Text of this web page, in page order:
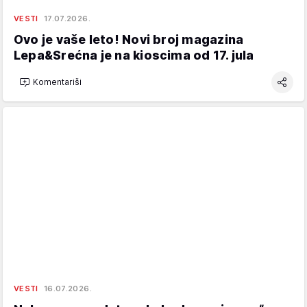
VESTI 17.07.2026.
Ovo je vaše leto! Novi broj magazina
Lepa&Srećna je na kioscima od 17. jula
Komentariši
VESTI 16.07.2026.